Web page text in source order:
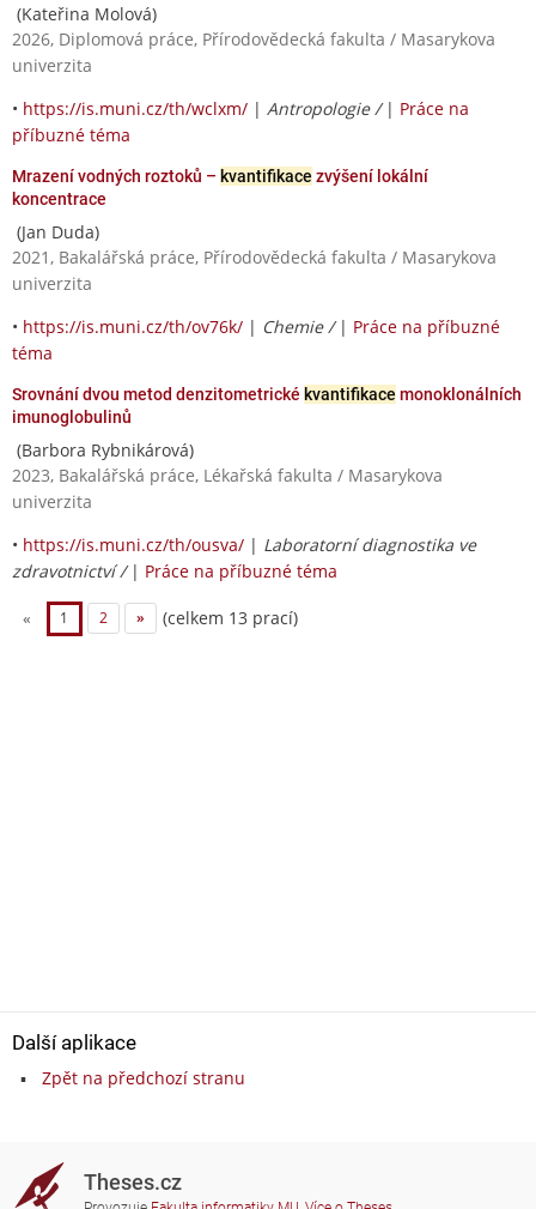
(Kateřina Molová)
2026, Diplomová práce, Přírodovědecká fakulta / Masarykova
univerzita
• https://is.muni.cz/th/wclxm/ | Antropologie / | Práce na
příbuzné téma
Mrazení vodných roztoků – kvantifikace zvýšení lokální
koncentrace
(Jan Duda)
2021, Bakalářská práce, Přírodovědecká fakulta / Masarykova
univerzita
• https://is.muni.cz/th/ov76k/ | Chemie / | Práce na příbuzné
téma
Srovnání dvou metod denzitometrické kvantifikace monoklonálních
imunoglobulinů
(Barbora Rybnikárová)
2023, Bakalářská práce, Lékařská fakulta / Masarykova
univerzita
• https://is.muni.cz/th/ousva/ | Laboratorní diagnostika ve
zdravotnictví / | Práce na příbuzné téma
« 1 2 » (celkem 13 prací)
Další aplikace
Zpět na předchozí stranu
Theses.cz